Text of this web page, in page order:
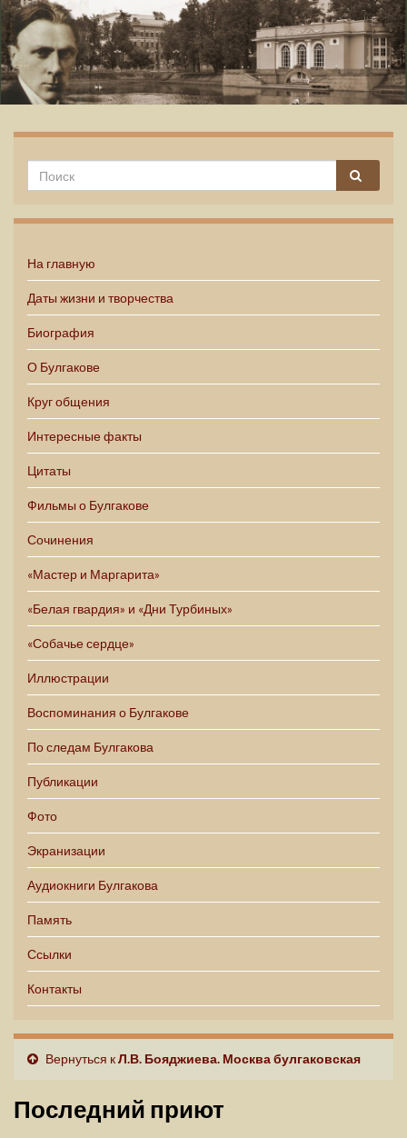
На главную
Даты жизни и творчества
Биография
О Булгакове
Круг общения
Интересные факты
Цитаты
Фильмы о Булгакове
Сочинения
«Мастер и Маргарита»
«Белая гвардия» и «Дни Турбиных»
«Собачье сердце»
Иллюстрации
Воспоминания о Булгакове
По следам Булгакова
Публикации
Фото
Экранизации
Аудиокниги Булгакова
Память
Ссылки
Контакты
Вернуться кЛ.В. Бояджиева. Москва булгаковская
Последний приют